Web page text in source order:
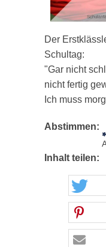
Der
Schultag:
"Gar nicht
nicht fertig
Ich muss
Abstimmen:
Inhalt teilen: